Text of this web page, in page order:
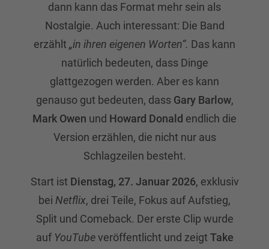
dann kann das Format mehr sein als
Nostalgie. Auch interessant: Die Band
erzählt „in ihren eigenen Worten“. Das kann
natürlich bedeuten, dass Dinge
glattgezogen werden. Aber es kann
genauso gut bedeuten, dass Gary Barlow,
Mark Owen und Howard Donald endlich die
Version erzählen, die nicht nur aus
Schlagzeilen besteht.
Start ist Dienstag, 27. Januar 2026, exklusiv
bei Netflix, drei Teile, Fokus auf Aufstieg,
Split und Comeback. Der erste Clip wurde
auf YouTubeveröffentlicht und zeigt Take